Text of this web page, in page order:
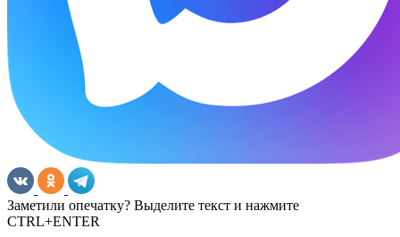
Заметили опечатку? Выделите текст и нажмите
CTRL+ENTER